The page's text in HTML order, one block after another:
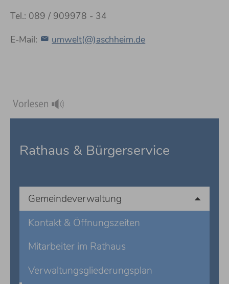
Tel.: 089 / 909978 - 34
E-Mail:
umwelt(@)aschheim.de
Rathaus & Bürgerservice
Gemeindeverwaltung
Kontakt & Öffnungszeiten
Mitarbeiter im Rathaus
Verwaltungsgliederungsplan